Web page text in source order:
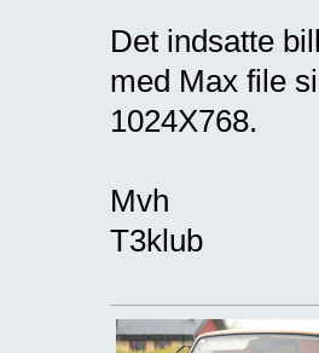
Det indsatte
med Max file
1024X768.
Mvh
T3klub